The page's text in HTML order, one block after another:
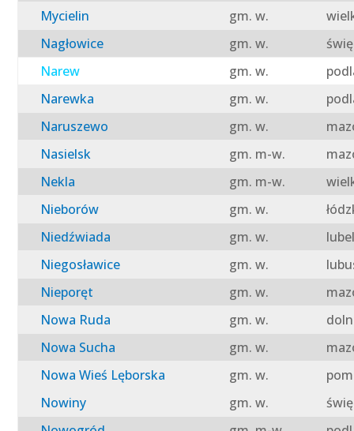
Mycielin
gm. w.
Nagłowice
gm. w.
Narew
gm. w.
Narewka
gm. w.
Naruszewo
gm. w.
Nasielsk
gm. m-w.
Nekla
gm. m-w.
Nieborów
gm. w.
Niedźwiada
gm. w.
Niegosławice
gm. w.
Nieporęt
gm. w.
Nowa Ruda
gm. w.
Nowa Sucha
gm. w.
Nowa Wieś Lęborska
gm. w.
Nowiny
gm. w.